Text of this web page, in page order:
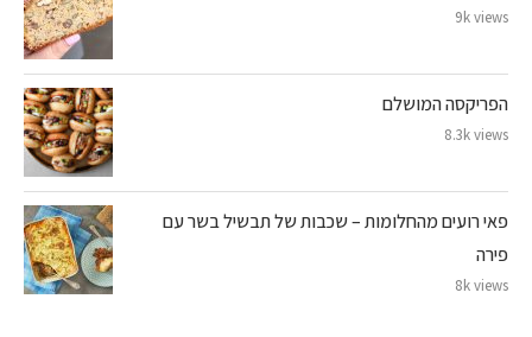
9k views
הפריקסה המושלם
8.3k views
פאי רועים מהחלומות – שכבות של תבשיל בשר עם
פירה
8k views